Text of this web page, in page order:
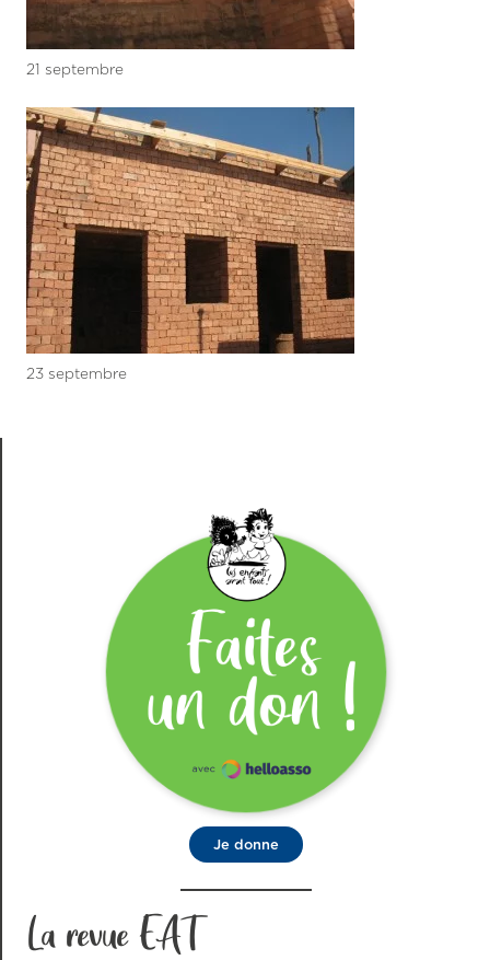
21 septembre
23 septembre
Je donne
La revue EAT